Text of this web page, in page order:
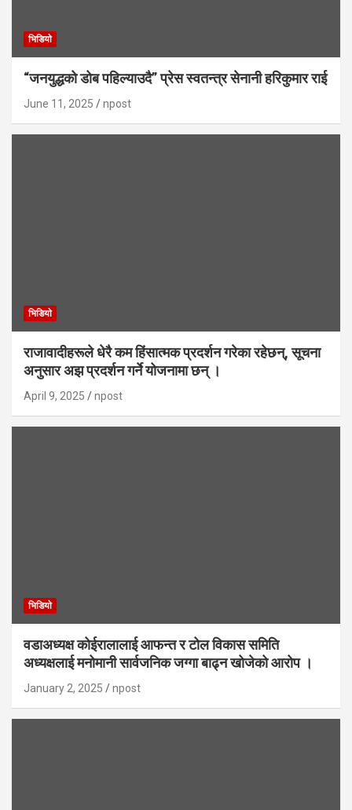
भिडियाे
“जनयुद्धको डोब पहिल्याउदै” प्रेस स्वतन्त्र सेनानी हरिकुमार राई
June 11, 2025 npost
भिडियाे
राजावादीहरूले धेरै कम हिंसात्मक प्रदर्शन गरेका रहेछन्, सूचना
अनुसार अझ प्रदर्शन गर्ने योजनामा छन् ।
April 9, 2025 npost
भिडियाे
वडाअध्यक्ष कोईरालालाई आफन्त र टोल विकास समिति
अध्यक्षलाई मनोमानी सार्वजनिक जग्गा बाढ्न खोजेको आरोप ।
January 2, 2025 npost